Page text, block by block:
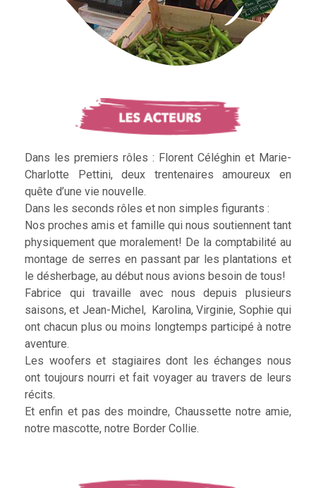
Dans les premiers rôles : Florent Céléghin et Marie-
Charlotte Pettini, deux trentenaires amoureux en
quête d’une vie nouvelle.
Dans les seconds rôles et non simples figurants :
Nos proches amis et famille qui nous soutiennent tant
physiquement que moralement! De la comptabilité au
montage de serres en passant par les plantations et
le désherbage, au début nous avions besoin de tous!
Fabrice qui travaille avec nous depuis plusieurs
saisons, et Jean-Michel, Karolina, Virginie, Sophie qui
ont chacun plus ou moins longtemps participé à notre
aventure.
Les woofers et stagiaires dont les échanges nous
ont toujours nourri et fait voyager au travers de leurs
récits.
Et enfin et pas des moindre, Chaussette notre amie,
notre mascotte, notre Border Collie.